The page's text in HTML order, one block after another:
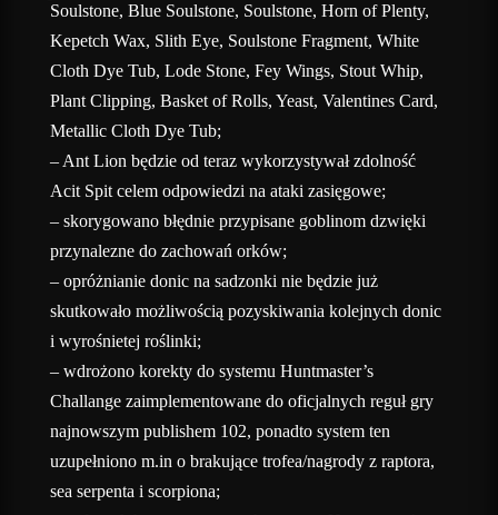
Soulstone, Blue Soulstone, Soulstone, Horn of Plenty,
Kepetch Wax, Slith Eye, Soulstone Fragment, White
Cloth Dye Tub, Lode Stone, Fey Wings, Stout Whip,
Plant Clipping, Basket of Rolls, Yeast, Valentines Card,
Metallic Cloth Dye Tub;
– Ant Lion będzie od teraz wykorzystywał zdolność
Acit Spit celem odpowiedzi na ataki zasięgowe;
– skorygowano błędnie przypisane goblinom dzwięki
przynalezne do zachowań orków;
– opróżnianie donic na sadzonki nie będzie już
skutkowało możliwością pozyskiwania kolejnych donic
i wyrośnietej roślinki;
– wdrożono korekty do systemu Huntmaster’s
Challange zaimplementowane do oficjalnych reguł gry
najnowszym publishem 102, ponadto system ten
uzupełniono m.in o brakujące trofea/nagrody z raptora,
sea serpenta i scorpiona;